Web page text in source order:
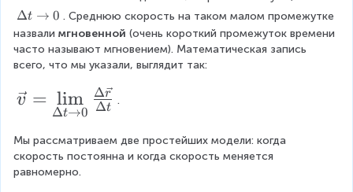
\
v
e
c
{
}
}
D
el
t
a
\
D
el
t
t
\
g
h
t
Δt → 0 . Среднюю скорость на таком малом промежутке
назвали мгновенной (очень короткий промежуток времени
часто называют мгновением). Математическая запись
всего, что мы указали, выглядит так:
\
e
c
v =
Δt→0
lim Δt
Δr
.
Мы рассматриваем две простейших модели: когда
скорость постоянна и когда скорость меняется
равномерно.